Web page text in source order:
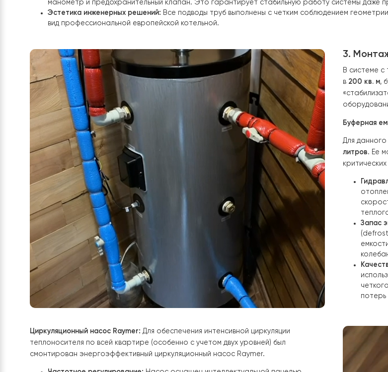
использовать высоту помещения, оставив место для других элементов
системы.
Подключение фреоновой магистрали:Поскольку наружный блок находится на
трассы, заходящей в квартиру. Внутренний блок соединен с наружным
медными трубками в специальном защитном кожухе, что исключает потери
энергии и образование конденсата внутри стен.
Интеллектуальное управление: Гидромодуль оснащен современным контроллером
заказчику управлять климатом в квартире площадью 200 кв. м из любой точки
температуры на улице, поддерживая максимальный уровень комфорта.
Группа безопасности и контроль давления: Непосредственно возле блока
манометр и предохранительный клапан. Это гарантирует стабильную работу
Эстетика инженерных решений:
Все подводы труб выполнены с четким
вид профессиональной европейской котельной.
В
в